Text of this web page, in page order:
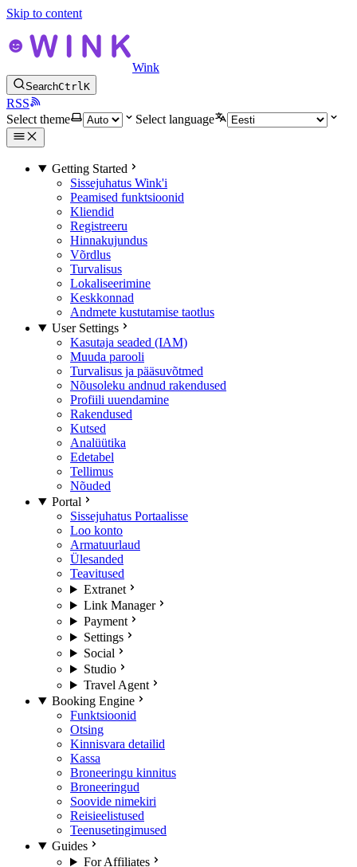
Skip to content
Wink
SearchCtrlK
RSS
Select theme
Select language
Getting Started
Sissejuhatus Wink'i
Peamised funktsioonid
Kliendid
Registreeru
Hinnakujundus
Võrdlus
Turvalisus
Lokaliseerimine
Keskkonnad
Andmete kustutamise taotlus
User Settings
Kasutaja seaded (IAM)
Muuda parooli
Turvalisus ja pääsuvõtmed
Nõusoleku andnud rakendused
Profiili uuendamine
Rakendused
Kutsed
Analüütika
Edetabel
Tellimus
Nõuded
Portal
Sissejuhatus Portaalisse
Loo konto
Armatuurlaud
Ülesanded
Teavitused
Extranet
Link Manager
Payment
Settings
Social
Studio
Travel Agent
Booking Engine
Funktsioonid
Otsing
Kinnisvara detailid
Kassa
Broneeringu kinnitus
Broneeringud
Soovide nimekiri
Reisieelistused
Teenusetingimused
Guides
For Affiliates